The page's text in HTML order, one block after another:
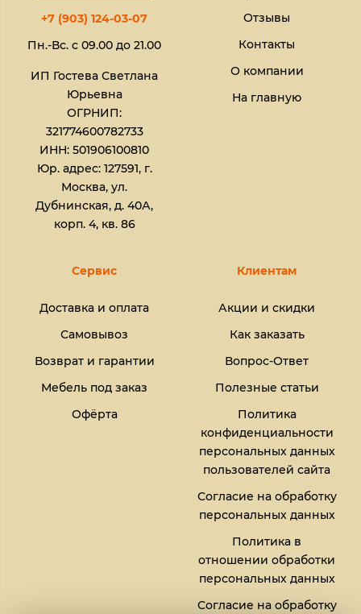
+7 (903) 124-03-07
Пн.-Вс. с 09.00 до 21.00
ИП Гостева Светлана
Юрьевна​
ОГРНИП:
321774600782733
ИНН: 501906100810
Юр. адрес: 127591, г.
Москва, ул.
Дубнинская, д. 40А,
корп. 4, кв. 86
Отзывы
Контакты
О компании
На главную
Сервис
Доставка и оплата
Самовывоз
Возврат и гарантии
Мебель под заказ
Офёрта
Клиентам
Акции и скидки
Как заказать
Вопрос-Ответ
Полезные статьи
Политика
конфиденциальности
персональных данных
пользователей сайта
Согласие на обработку
персональных данных
Политика в
отношении обработки
персональных данных
Согласие на обработку